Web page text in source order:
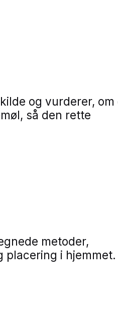
og vurderer, om
så den rette
metoder,
i hjemmet.